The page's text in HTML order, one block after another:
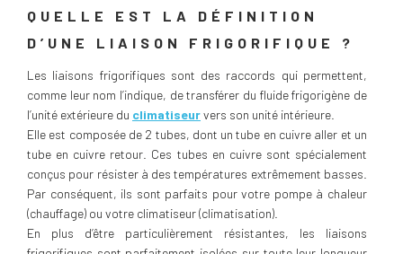
QUELLE EST LA DÉFINITION
D’UNE LIAISON FRIGORIFIQUE ?
Les liaisons frigorifiques sont des raccords qui permettent,
comme leur nom l’indique, de transférer du fluide frigorigène de
l’unité extérieure du climatiseurvers son unité intérieure.
Elle est composée de 2 tubes, dont un tube en cuivre aller et un
tube en cuivre retour. Ces tubes en cuivre sont spécialement
conçus pour résister à des températures extrêmement basses.
Par conséquent, ils sont parfaits pour votre pompe à chaleur
(chauffage) ou votre climatiseur (climatisation).
En plus d’être particulièrement résistantes, les liaisons